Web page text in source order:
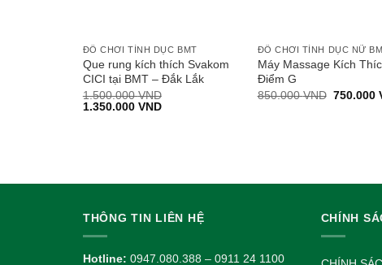
ĐỒ CHƠI TÌNH DỤC BMT
Que rung kích thích Svakom
CICI tại BMT – Đắk Lắk
1.500.000VND
Giá
1.350.000 VNDGiá
ĐỒ CHƠI TÌNH DỤC NỮ
Máy Massage Kích
Điểm G
850.000VND Giá
750.000
THÔNG TIN LIÊN HỆ
Hotline: 0947.080.388 – 0911 24 1100
CHÍNH